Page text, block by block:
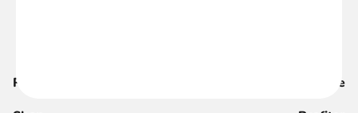
Recherche
Magazine